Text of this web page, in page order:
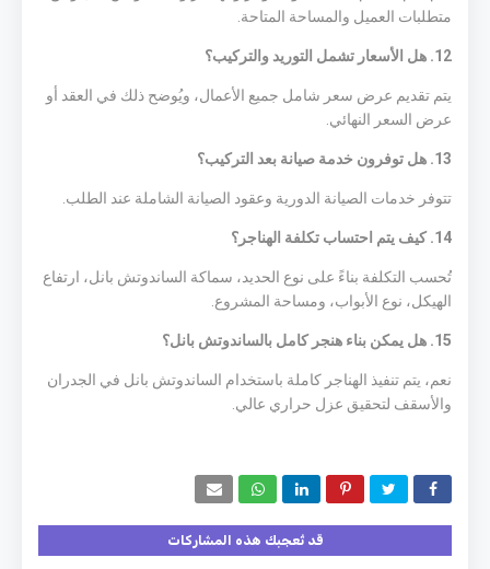
متطلبات العميل والمساحة المتاحة.
12. هل الأسعار تشمل التوريد والتركيب؟
يتم تقديم عرض سعر شامل جميع الأعمال، ويُوضح ذلك في العقد أو
عرض السعر النهائي.
13. هل توفرون خدمة صيانة بعد التركيب؟
تتوفر خدمات الصيانة الدورية وعقود الصيانة الشاملة عند الطلب.
14. كيف يتم احتساب تكلفة الهناجر؟
تُحسب التكلفة بناءً على نوع الحديد، سماكة الساندوتش بانل، ارتفاع
الهيكل، نوع الأبواب، ومساحة المشروع.
15. هل يمكن بناء هنجر كامل بالساندوتش بانل؟
نعم، يتم تنفيذ الهناجر كاملة باستخدام الساندوتش بانل في الجدران
والأسقف لتحقيق عزل حراري عالي.
قد تُعجبك هذه المشاركات